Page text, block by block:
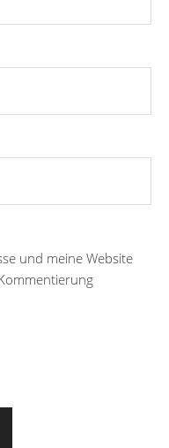
und meine Website